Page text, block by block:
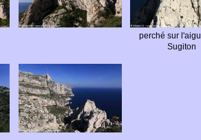
perché sur
Sugiton